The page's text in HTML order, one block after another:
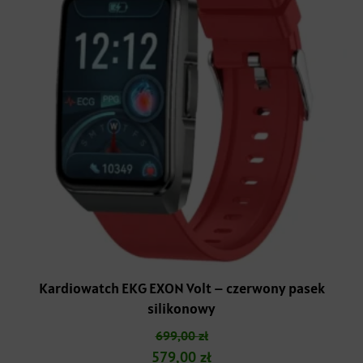
Kardiowatch EKG EXON Volt – czerwony pasek
silikonowy
699,00zł
Pierwotna
579,00 złAktualna